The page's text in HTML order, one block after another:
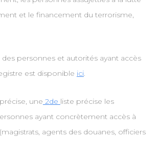
et le financement du terrorisme,
personnes et autorités ayant accès
est disponible ici.
une 2de liste précise les
ayant concrètement accès à
agents des douanes, officiers